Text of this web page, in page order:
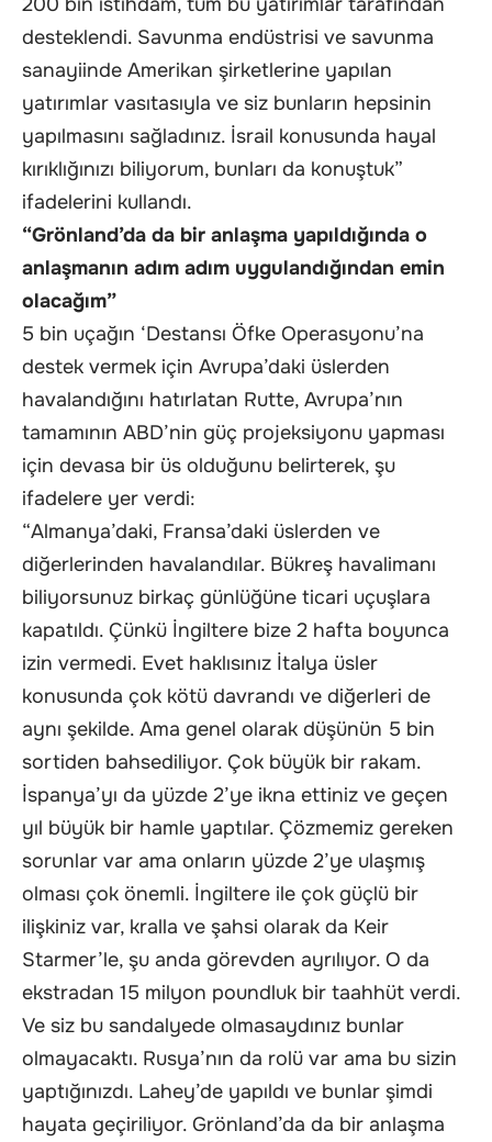
desteklendi. Savunma endüstrisi ve savunma
sanayiinde Amerikan şirketlerine yapılan
yatırımlar vasıtasıyla ve siz bunların hepsinin
yapılmasını sağladınız. İsrail konusunda hayal
kırıklığınızı biliyorum, bunları da konuştuk”
ifadelerini kullandı.
“Grönland’da da bir anlaşma yapıldığında o
anlaşmanın adım adım uygulandığından emin
olacağım”
5 bin uçağın ‘Destansı Öfke Operasyonu’na
destek vermek için Avrupa’daki üslerden
havalandığını hatırlatan Rutte, Avrupa’nın
tamamının ABD’nin güç projeksiyonu yapması
için devasa bir üs olduğunu belirterek, şu
ifadelere yer verdi:
“Almanya’daki, Fransa’daki üslerden ve
diğerlerinden havalandılar. Bükreş havalimanı
biliyorsunuz birkaç günlüğüne ticari uçuşlara
kapatıldı. Çünkü İngiltere bize 2 hafta boyunca
izin vermedi. Evet haklısınız İtalya üsler
konusunda çok kötü davrandı ve diğerleri de
aynı şekilde. Ama genel olarak düşünün 5 bin
sortiden bahsediliyor. Çok büyük bir rakam.
İspanya’yı da yüzde 2’ye ikna ettiniz ve geçen
yıl büyük bir hamle yaptılar. Çözmemiz gereken
sorunlar var ama onların yüzde 2’ye ulaşmış
olması çok önemli. İngiltere ile çok güçlü bir
ilişkiniz var, kralla ve şahsi olarak da Keir
Starmer’le, şu anda görevden ayrılıyor. O da
ekstradan 15 milyon poundluk bir taahhüt verdi.
Ve siz bu sandalyede olmasaydınız bunlar
olmayacaktı. Rusya’nın da rolü var ama bu sizin
yaptığınızdı. Lahey’de yapıldı ve bunlar şimdi
hayata geçiriliyor. Grönland’da da bir anlaşma